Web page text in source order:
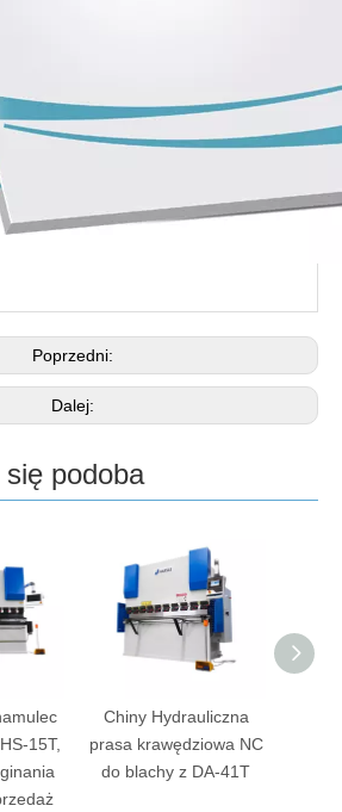
Poprzedni:
Dalej:
podoba
15T,
Chiny Hydrauliczna
prasa krawędziowa NC
do blachy z DA-41T